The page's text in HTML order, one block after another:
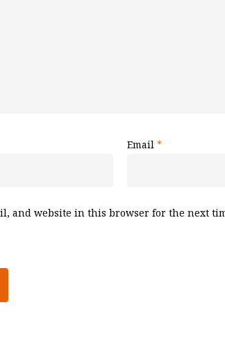
Email *
and website in this browser for the next